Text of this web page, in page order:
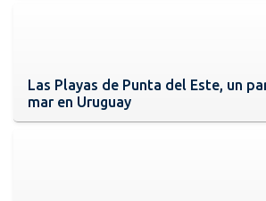
Las Playas de Punta del Este, un
mar en Uruguay